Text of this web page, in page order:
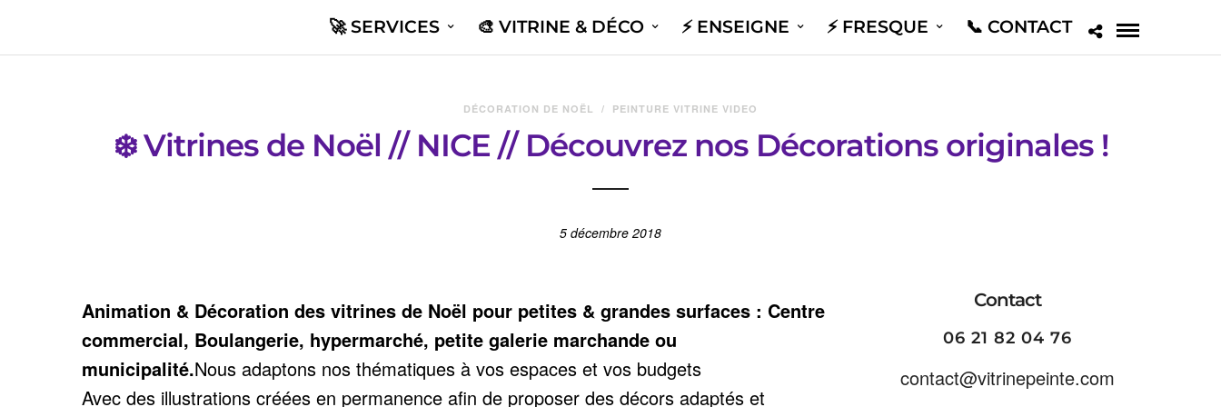
🚀 SERVICES 🎨 VITRINE & DÉCO ⚡️ ENSEIGNE ⚡️ FRESQUE 📞 CONTACT
DÉCORATION DE NOËL / PEINTURE VITRINE VIDEO
❄️ Vitrines de Noël // NICE // Découvrez nos Décorations originales !
5 décembre 2018
Animation & Décoration des vitrines de Noël pour petites & grandes surfaces : Centre
commercial, Boulangerie, hypermarché, petite galerie marchande ou
municipalité.Nous adaptons nos thématiques à vos espaces et vos budgets
Avec des illustrations créées en permanence afin de proposer des décors adaptés et
Contact
06 21 82 04 76
contact@vitrinepeinte.com